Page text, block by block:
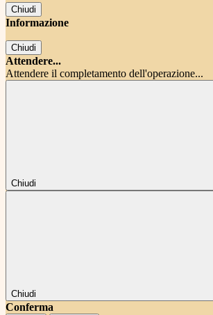
Chiudi
Informazione
Chiudi
Attendere...
Attendere il completamento dell'operazione...
Chiudi
Chiudi
Conferma